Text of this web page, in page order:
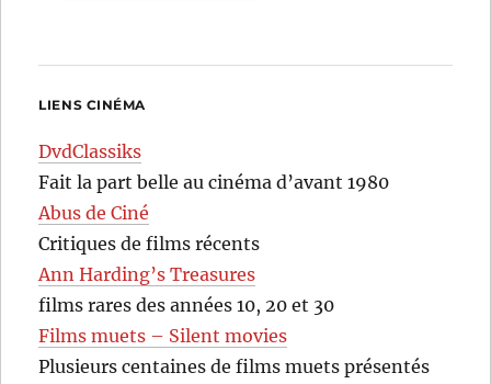
LIENS CINÉMA
DvdClassiks
Fait la part belle au cinéma d’avant 1980
Abus de Ciné
Critiques de films récents
Ann Harding’s Treasures
films rares des années 10, 20 et 30
Films muets – Silent movies
Plusieurs centaines de films muets présentés